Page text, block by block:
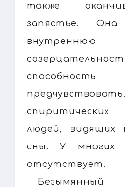
также
запястье.
внутреннюю
способность
людей, видящих
сны. У многих
отсутствует.